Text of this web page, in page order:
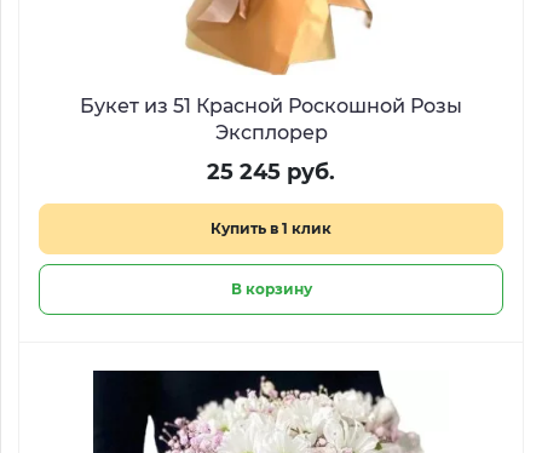
Букет из 51 Красной Роскошной Розы
Эксплорер
25 245 руб.
Купить в 1 клик
В корзину